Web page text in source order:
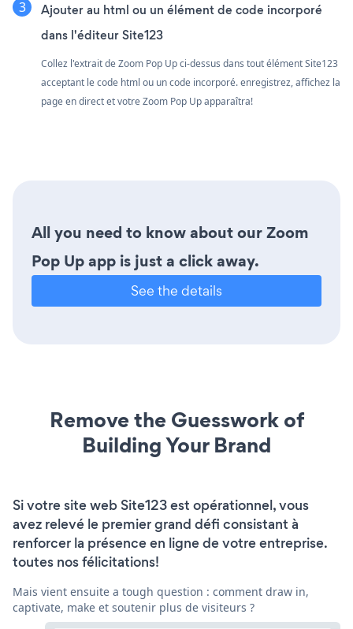
Ajouter au html ou un élément de code incorporé
dans l'éditeur Site123
Collez l'extrait de Zoom Pop Up ci-dessus dans tout élément Site123
acceptant le code html ou un code incorporé. enregistrez, affichez la
page en direct et votre Zoom Pop Up apparaîtra!
All you need to know about our Zoom
Pop Up app is just a click away.
See the details
Remove the Guesswork of
Building Your Brand
Si votre site web Site123 est opérationnel, vous
avez relevé le premier grand défi consistant à
renforcer la présence en ligne de votre entreprise.
toutes nos félicitations!
Mais vient ensuite a tough question : comment draw in,
captivate, make et soutenir plus de visiteurs ?